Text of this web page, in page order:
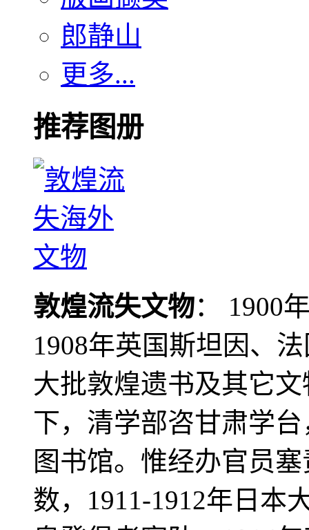
郎静山
更多...
推荐图册
敦煌流失文物： 1900
1908年英国斯坦因、
大批敦煌遗书及其它
下，清学部咨甘肃学
图书馆。惟经办官员
数，1911-1912年日本